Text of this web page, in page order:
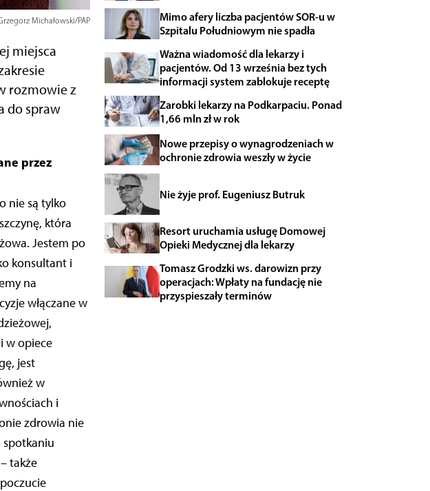
Michałowski/PAP
miejsca
rozmowie z
do spraw
nie są tylko
która
Jestem po
konsultant i
na
włączane w
w opiece
jest
w
i
zdrowia nie
spotkaniu
także
Mimo afery liczba pacjentów SOR-u w
Szpitalu Południowym nie spadła
Ważna wiadomość dla lekarzy i
pacjentów. Od 13 września bez tych
informacji system zablokuje receptę
Zarobki lekarzy na Podkarpaciu. Ponad
1,66 mln zł w rok
Nowe przepisy o wynagrodzeniach w
ochronie zdrowia weszły w życie
Nie żyje prof. Eugeniusz Butruk
Resort uruchamia usługę Domowej
Opieki Medycznej dla lekarzy
Tomasz Grodzki ws. darowizn przy
operacjach: Wpłaty na fundację nie
przyspieszały terminów